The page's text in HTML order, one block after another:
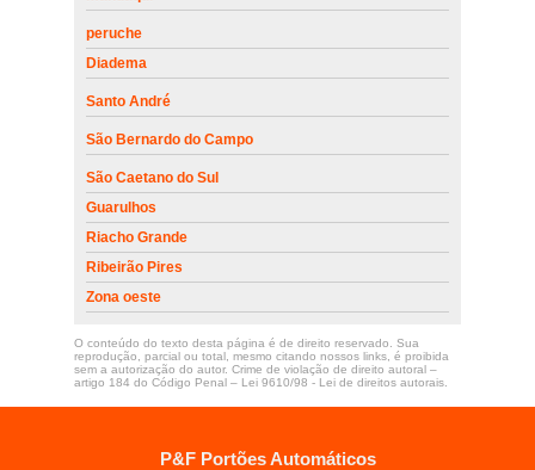
peruche
Diadema
Santo André
São Bernardo do Campo
São Caetano do Sul
Guarulhos
Riacho Grande
Ribeirão Pires
Zona oeste
O conteúdo do texto desta página é de direito reservado. Sua
reprodução, parcial ou total, mesmo citando nossos links, é proibida
sem a autorização do autor. Crime de violação de direito autoral –
artigo 184 do Código Penal – Lei 9610/98 - Lei de direitos autorais.
P&F Portões Automáticos